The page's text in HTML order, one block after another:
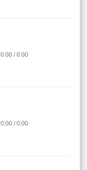
0:00 / 0:00
0:00 / 0:00